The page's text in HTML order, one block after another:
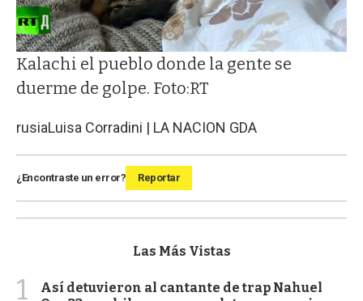
Kalachi el pueblo donde la gente se
duerme de golpe. Foto:RT
rusiaLuisa Corradini | LA NACION GDA
¿Encontraste un error? Reportar
Las Más Vistas
1
Así detuvieron al cantante de trap Nahuel